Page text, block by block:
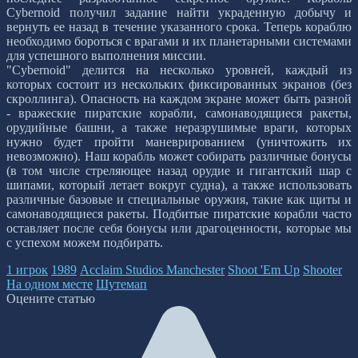
Cybernoid получил задание найти украденную добычу и
вернуть ее назад в течение указанного срока. Теперь кораблю
необходимо бороться с врагами и их планетарными системами
для успешного выполнения миссии.
"Cybernoid" делится на несколько уровней, каждый из
которых состоит из нескольких фиксированных экранов (без
скроллинга). Опасность на каждом экране может быть разной
- вражеские пиратские корабли, самонаводящиеся ракеты,
орудийные башни, а также неразрушимые враги, которых
нужно будет пройти маневрированием (уничтожить их
невозможно). Наш корабль может собирать различные бонусы
(в том числе стреляющее назад орудие и гигантский шар с
шипами, который летает вокруг судна), а также использовать
различные базовые и специальные оружия, такие как щиты и
самонаводящиеся ракеты. Подбитые пиратские корабли часто
оставляет после себя бонусы или драгоценности, которые мы
с успехом можем подбирать.
1 игрок 1989 Acclaim Studios Manchester Shoot 'Em Up Shooter
На одном месте Шутемап
Оцените статью